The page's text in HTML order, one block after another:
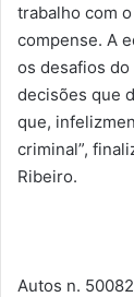
trabalho com
compense. A
os desafios
decisões que
que,
criminal”,
Ribeiro.
Autos n.